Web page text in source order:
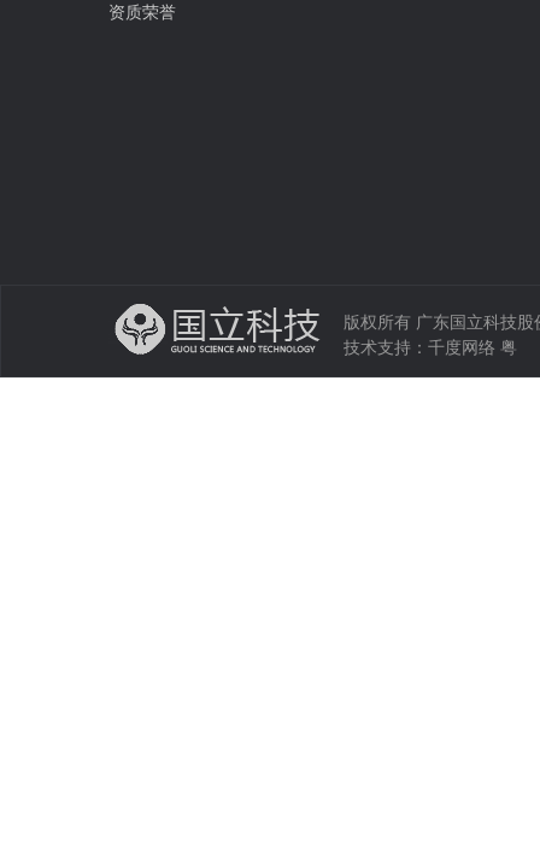
资质荣誉
版权所有 广东国立科技
技术支持： 千度网络 粤